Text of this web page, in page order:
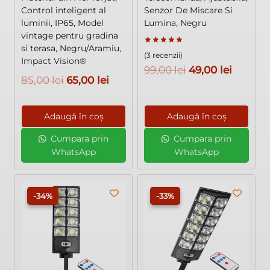
Control inteligent al
luminii, IP65, Model
vintage pentru gradina
si terasa, Negru/Aramiu,
Impact Vision®
85,00lei Prețul
a
fost:
85,00 lei.
65,00 lei
65,00 lei.
Adaugă în coș
Cumpara prin
WhatsApp
Senzor De Miscare Si
Lumina, Negru
Evaluat la
5.00
din 5
(3 recenzii)
99,00lei Prețul
fost:
99,00 lei.
49,00 lei
Adaugă în coș
Cumpara prin
WhatsApp
-34% -33%